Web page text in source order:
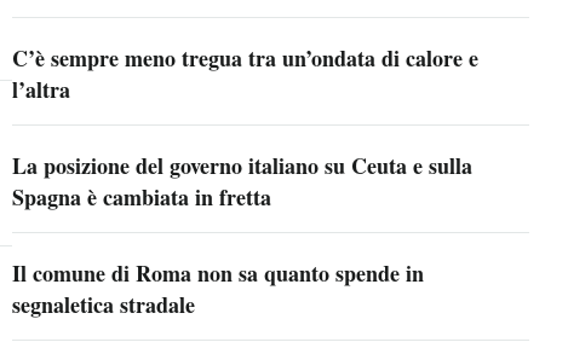
C’è sempre meno tregua tra un’ondata di calore e
l’altra
La posizione del governo italiano su Ceuta e sulla
Spagna è cambiata in fretta
Il comune di Roma non sa quanto spende in
segnaletica stradale